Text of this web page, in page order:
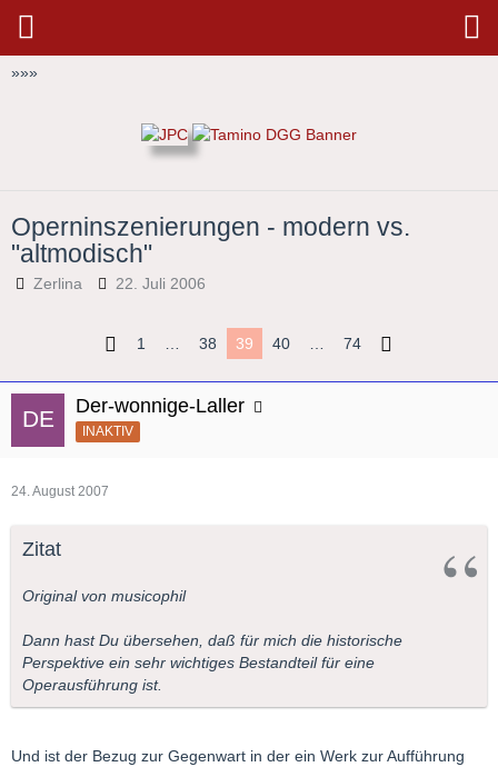
»»»
Operninszenierungen - modern vs.
"altmodisch"
Zerlina 22. Juli 2006
1 … 38 39 40 … 74
Der-wonnige-Laller
INAKTIV
24. August 2007
Zitat
Original von musicophil
Dann hast Du übersehen, daß für mich die historische
Perspektive ein sehr wichtiges Bestandteil für eine
Operausführung ist.
Und ist der Bezug zur Gegenwart in der ein Werk zur Aufführung